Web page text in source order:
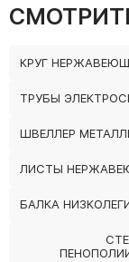
КРУГ
ТРУБЫ
ШВЕЛЛЕР
ЛИСТЫ
БАЛКА